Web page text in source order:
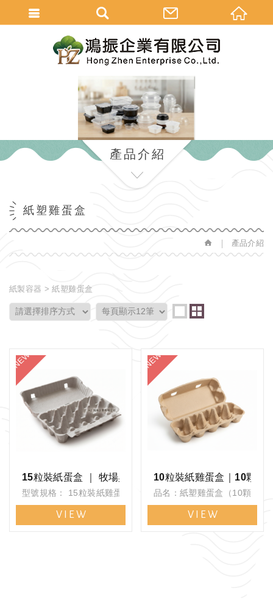
產品介紹
紙塑雞蛋盒
產品介紹
紙製容器 紙塑雞蛋盒
15粒裝紙蛋盒 ｜ 牧場與生鮮電商首選 (高品質瓦楞紙漿
型號規格： 15粒裝紙雞蛋盒 (15格獨立蛋槽設計)
顏色材質： 環保白色 ｜ 瓦楞紙漿材質
包裝訂購： 120 入 / 箱 ｜ 最低一箱即可起訂
VIEW
10粒裝紙雞蛋盒｜10顆裝
品名：紙塑雞蛋盒（10顆裝 /
容量：可放置10顆標準雞蛋
顏色：土黃色（自然紙漿色）
VIEW
繁體中文